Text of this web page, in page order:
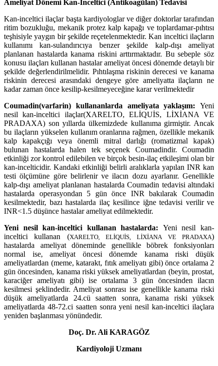
Ameliyat Dönemi Kan-İnceltici (Antikoagülan) Tedavisi
Kan-inceltici ilaçlar başta kardiyologlar ve diğer doktorlar tarafından
ritim bozukluğu, mekanik protez kalp kapağı ve toplardamar-pıhtısı
teşhisiyle yaygın bir şekilde reçetelenmektedir. Kan inceltici ilaçların
kullanımı kan-sulandırıcıya benzer şekilde kalp-dışı ameliyat
planlanan hastalarda kanama riskini arttırmaktadır. Bu sebeple söz
konusu ilaçları kullanan hastalar ameliyat öncesi dönemde detaylı bir
şekilde değerlendirilmelidir. Pıhtılaşma riskinin derecesi ve kanama
riskinin derecesi arasındaki dengeye göre ameliyatta ilaçların ne
kadar zaman önce kesilip-kesilmeyeceğine karar verilmektedir
Coumadin(varfarin) kullananlarda ameliyata yaklaşım: Yeni
nesil kan-inceltici ilaçlar(XARELTO, ELİQUİS, LİXİANA VE
PRADAXA) son yıllarda ülkemizdede kullanıma girmiştir. Ancak
bu ilaçların yükselen kullanım oranlarına rağmen, özellikle mekanik
kalp kapakçığı veya önemli mitral darlığı (romatizmal kapak)
bulunan hastalarda halen tek seçenek Coumadindir. Coumadin
etkinliği zor kontrol edilebilen ve birçok besin-ilaç etkileşimi olan bir
kan-incelticidir. Kandaki etkinliği belirli aralıklarla yapılan INR kan
testi ölçümüne göre belirlenir ve ilacın dozu ayarlanır. Genellikle
kalp-dışı ameliyat planlanan hastalarda Coumadin tedavisi altındaki
hastalarda operasyondan 5 gün önce INR bakılarak Coumadin
kesilmektedir, bazı hastalarda ilaç kesilince iğne tedavisi verilir ve
INR<1.5 düşünce hastalar ameliyat edilmektedir.
Yeni nesil kan-inceltici kullanan hastalarda: Yeni nesil kan-
inceltici kullanan (XARELTO, ELİQUİS, LİXİANA VE PRADAXA)
hastalarda ameliyat döneminde genellikle böbrek fonksiyonları
normal ise, ameliyat öncesi dönemde kanama riski düşük
ameliyatlardan (meme, katarakt, fıtık ameliyatı gibi) önce ortalama 2
gün öncesinden, kanama riski yüksek ameliyatlardan (beyin, prostat,
karaciğer ameliyatı gibi) ise ortalama 3 gün öncesinden ilacın
kesilmesi şeklindedir. Ameliyat sonrası ise genellikle kanama riski
düşük ameliyatlarda 24.cü saatten sonra, kanama riski yüksek
ameliyatlarda 48-72.ci saatten sonra yeni nesil kan-inceltici ilaçlara
yeniden başlanması yönündedir.
Doç. Dr. Ali KARAGÖZ
Kardiyoloji Uzmanı